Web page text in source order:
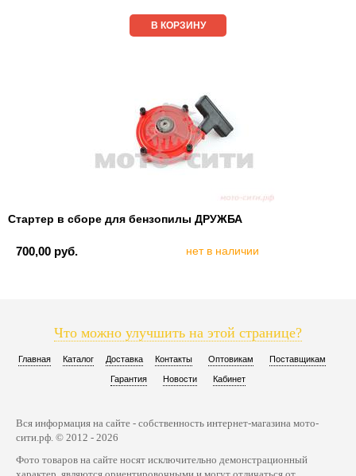
В КОРЗИНУ
Стартер в сборе для бензопилы ДРУЖБА
700,00 руб. нет в наличии
Что можно улучшить на этой странице?
Главная Каталог Доставка Контакты Оптовикам Поставщикам
Гарантия Новости Кабинет
Вся информация на сайте - собственность интернет-магазина мото-
сити.рф. © 2012 - 2026
Фото товаров на сайте носят исключительно демонстрационный